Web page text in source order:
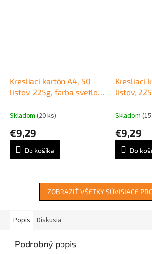
Kresliaci kartón A4, 50
listov, 225g, farba svetlo
Skladom (20 ks)
€9,29
Do košíka
Kresliaci
listov,
Skladom
€9,29
Do
ZOBRAZIŤ VŠETKY SÚVISIACE
Popis Diskusia
Podrobný popis